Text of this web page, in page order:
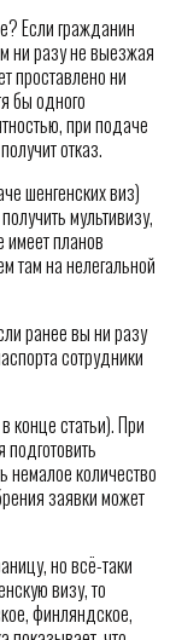
Если гражданин
ни разу не выезжая
проставлено ни
бы одного
при подаче
отказ.
шенгенских виз)
мультивизу,
имеет планов
там на нелегальной
ранее вы ни разу
сотрудники
конце статьи). При
немалое количество
заявки может
но всё-таки
визу, то
финляндское,